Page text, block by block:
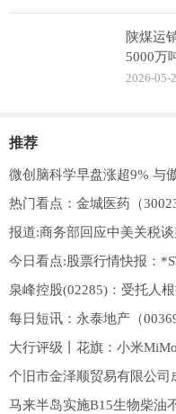
陕煤运
5000万
2026-05-
推荐
个旧市金泽顺贸易有限公司
马来半岛实施B15生物柴油